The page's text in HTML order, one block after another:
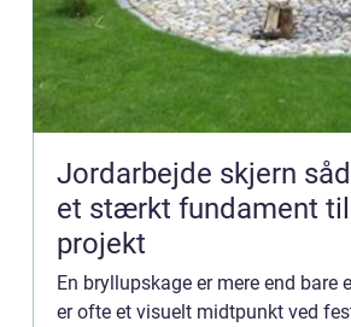
Jordarbejde skjern sådan får du
et stærkt fundament
projekt
En bryllupskage er mere end bare
er ofte et visuelt midtpunkt ved